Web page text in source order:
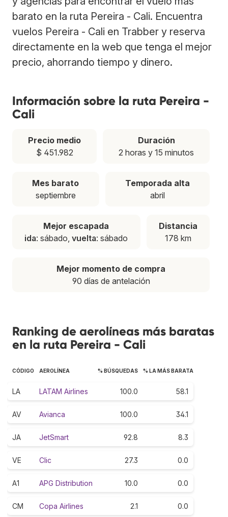
barato en la ruta Pereira - Cali. Encuentra
vuelos Pereira - Cali en Trabber y reserva
directamente en la web que tenga el mejor
precio, ahorrando tiempo y dinero.
Información sobre la ruta Pereira -
Cali
Precio medio
$ 451.982
Duración
2 horas y 15 minutos
Mes barato
septiembre
Temporada alta
abril
Mejor escapada
ida: sábado,vuelta: sábado
Distancia
178 km
Mejor momento de compra
90 días de antelación
Ranking de aerolíneas más baratas
en la ruta Pereira - Cali
CÓDIGO AEROLÍNEA % BÚSQUEDAS % LA MÁS BARATA
LA LATAM Airlines 100.0 58.1
AV Avianca 100.0 34.1
JA JetSmart 92.8 8.3
VE Clic 27.3 0.0
A1 APG Distribution 10.0 0.0
CM Copa Airlines 2.1 0.0